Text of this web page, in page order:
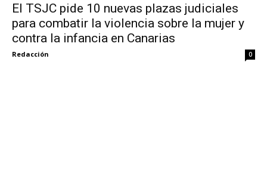
El TSJC pide 10 nuevas plazas judiciales
para combatir la violencia sobre la mujer y
contra la infancia en Canarias
Redacción 0